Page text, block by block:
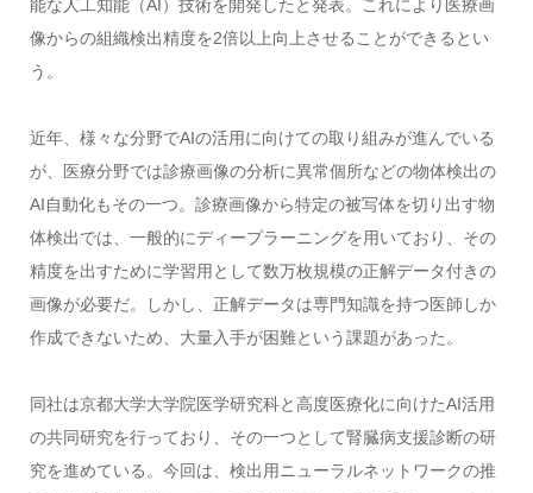
能な人工知能（AI）技術を開発したと発表。これにより医療画
像からの組織検出精度を2倍以上向上させることができるとい
う。
近年、様々な分野でAIの活用に向けての取り組みが進んでいる
が、医療分野では診療画像の分析に異常個所などの物体検出の
AI自動化もその一つ。診療画像から特定の被写体を切り出す物
体検出では、一般的にディープラーニングを用いており、その
精度を出すために学習用として数万枚規模の正解データ付きの
画像が必要だ。しかし、正解データは専門知識を持つ医師しか
作成できないため、大量入手が困難という課題があった。
同社は京都大学大学院医学研究科と高度医療化に向けたAI活用
の共同研究を行っており、その一つとして腎臓病支援診断の研
究を進めている。今回は、検出用ニューラルネットワークの推